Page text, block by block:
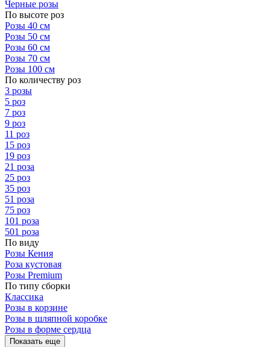
Черные розы
По высоте роз
Розы 40 см
Розы 50 см
Розы 60 см
Розы 70 см
Розы 100 см
По количеству роз
3 розы
5 роз
7 роз
9 роз
11 роз
15 роз
19 роз
21 роза
25 роз
35 роз
51 роза
75 роз
101 роза
501 роза
По виду
Розы Кения
Роза кустовая
Розы Premium
По типу сборки
Классика
Розы в корзине
Розы в шляпной коробке
Розы в форме сердца
Показать еще